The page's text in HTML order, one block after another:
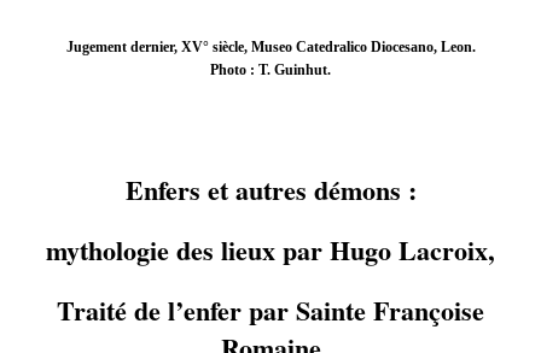
Jugement dernier, XV° siècle, Museo Catedralico Diocesano, Leon.
Photo : T. Guinhut.
Enfers et autres démons :
mythologie des lieux par Hugo Lacroix,
Traité de l’enfer par Sainte Françoise